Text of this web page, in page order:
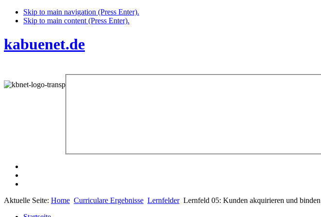
Skip to main navigation (Press Enter).
Skip to main content (Press Enter).
kabuenet.de
Aktuelle Seite: Home Curriculare Ergebnisse Lernfelder Lernfeld 05: Kunden akquirieren und binden